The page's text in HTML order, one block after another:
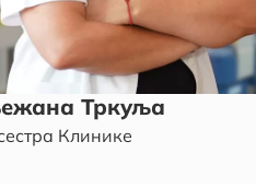
Тркуља
Клинике